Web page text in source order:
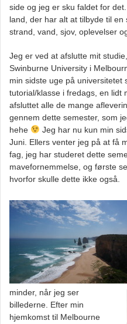
side og jeg er sku faldet for
land, der har alt at tilbyde til en
strand, vand, sjov, oplevelser
Jeg er ved at afslutte mit
Swinburne University i
min sidste uge på universitetet
tutorial/klasse i fredags, en
afsluttet alle de mange
gennem dette semester, som
hehe
Jeg har nu kun min
Juni. Ellers venter jeg på at få
fag, jeg har studeret dette
mavefornemmelse, og første
hvorfor skulle dette ikke også.
minder, når jeg ser
billederne. Efter min
hjemkomst til Melbourne